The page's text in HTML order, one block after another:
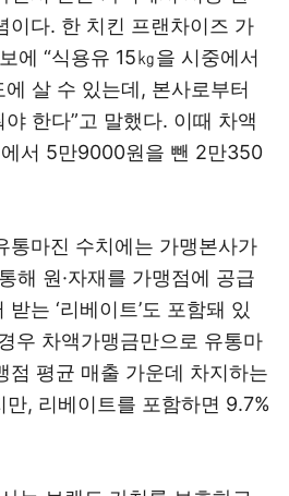
이다. 한 치킨 프랜차이즈 가
에 “식용유 15㎏을 시중에서
살 수 있는데, 본사로부터
한다”고 말했다. 이때 차액
서 5만9000원을 뺀 2만350
통마진 수치에는 가맹본사가
해 원·자재를 가맹점에 공급
는 ‘리베이트’도 포함돼 있
우 차액가맹금만으로 유통마
점 평균 매출 가운데 차지하는
만, 리베이트를 포함하면 9.7%